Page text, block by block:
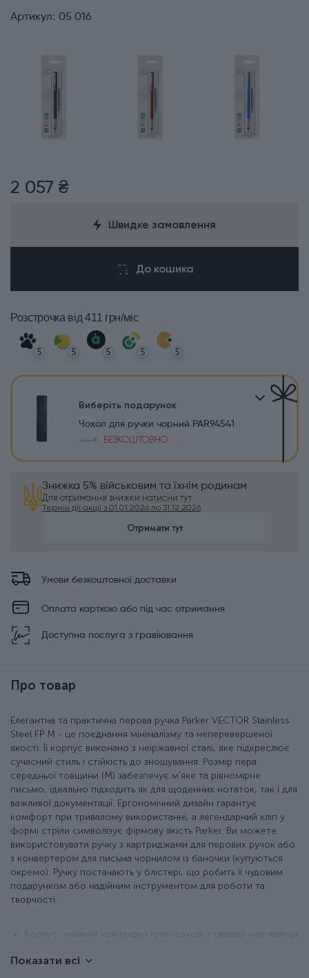
Артикул: 05 016
2 057 ₴
Швидке замовлення
До кошика
Розстрочка від 411 грн/міс
5 5 5 5 5
Виберіть подарунок
Чохол для ручки чорний PAR94541
164 ₴
БЕЗКОШТОВНО
Знижка 5% військовим та їхнім родинам
Для отримання знижки натисни тут
Термін дії акції з 01.01.2026 по 31.12.2026
Отримати тут
Умови безкоштовної доставки
Оплата карткою або під час отримання
Доступна послуга з гравіювання
Про товар
Елегантна та практична перова ручка Parker VECTOR Stainless
Steel FP M - це поєднання мінімалізму та неперевершеної
якості. Її корпус виконано з неіржавної сталі, яке підкреслює
сучасний стиль і стійкість до зношування. Розмір пера
середньої товщини (M) забезпечує м'яке та рівномірне
письмо, ідеально підходить як для щоденних нотаток, так і для
важливої документації. Ергономічний дизайн гарантує
комфорт при тривалому використанні, а легендарний кліп у
формі стріли символізує фірмову якість Parker. Ви можете
використовувати ручку з картриджами для перових ручок або
з конвертером для письма чорнилом із баночки (купуються
окремо). Ручку постачають у блістері, що робить її чудовим
подарунком або надійним інструментом для роботи та
творчості.
Корпус, знімний ковпачок і грип-секція з гладкої неіржавної
Сталеве перо.
Показати всі